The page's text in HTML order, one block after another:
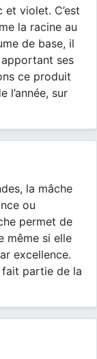
violet. C’est
la racine au
de base, il
ses
ce produit
l’année, sur
la mâche
ou
permet de
même si elle
excellence.
partie de la